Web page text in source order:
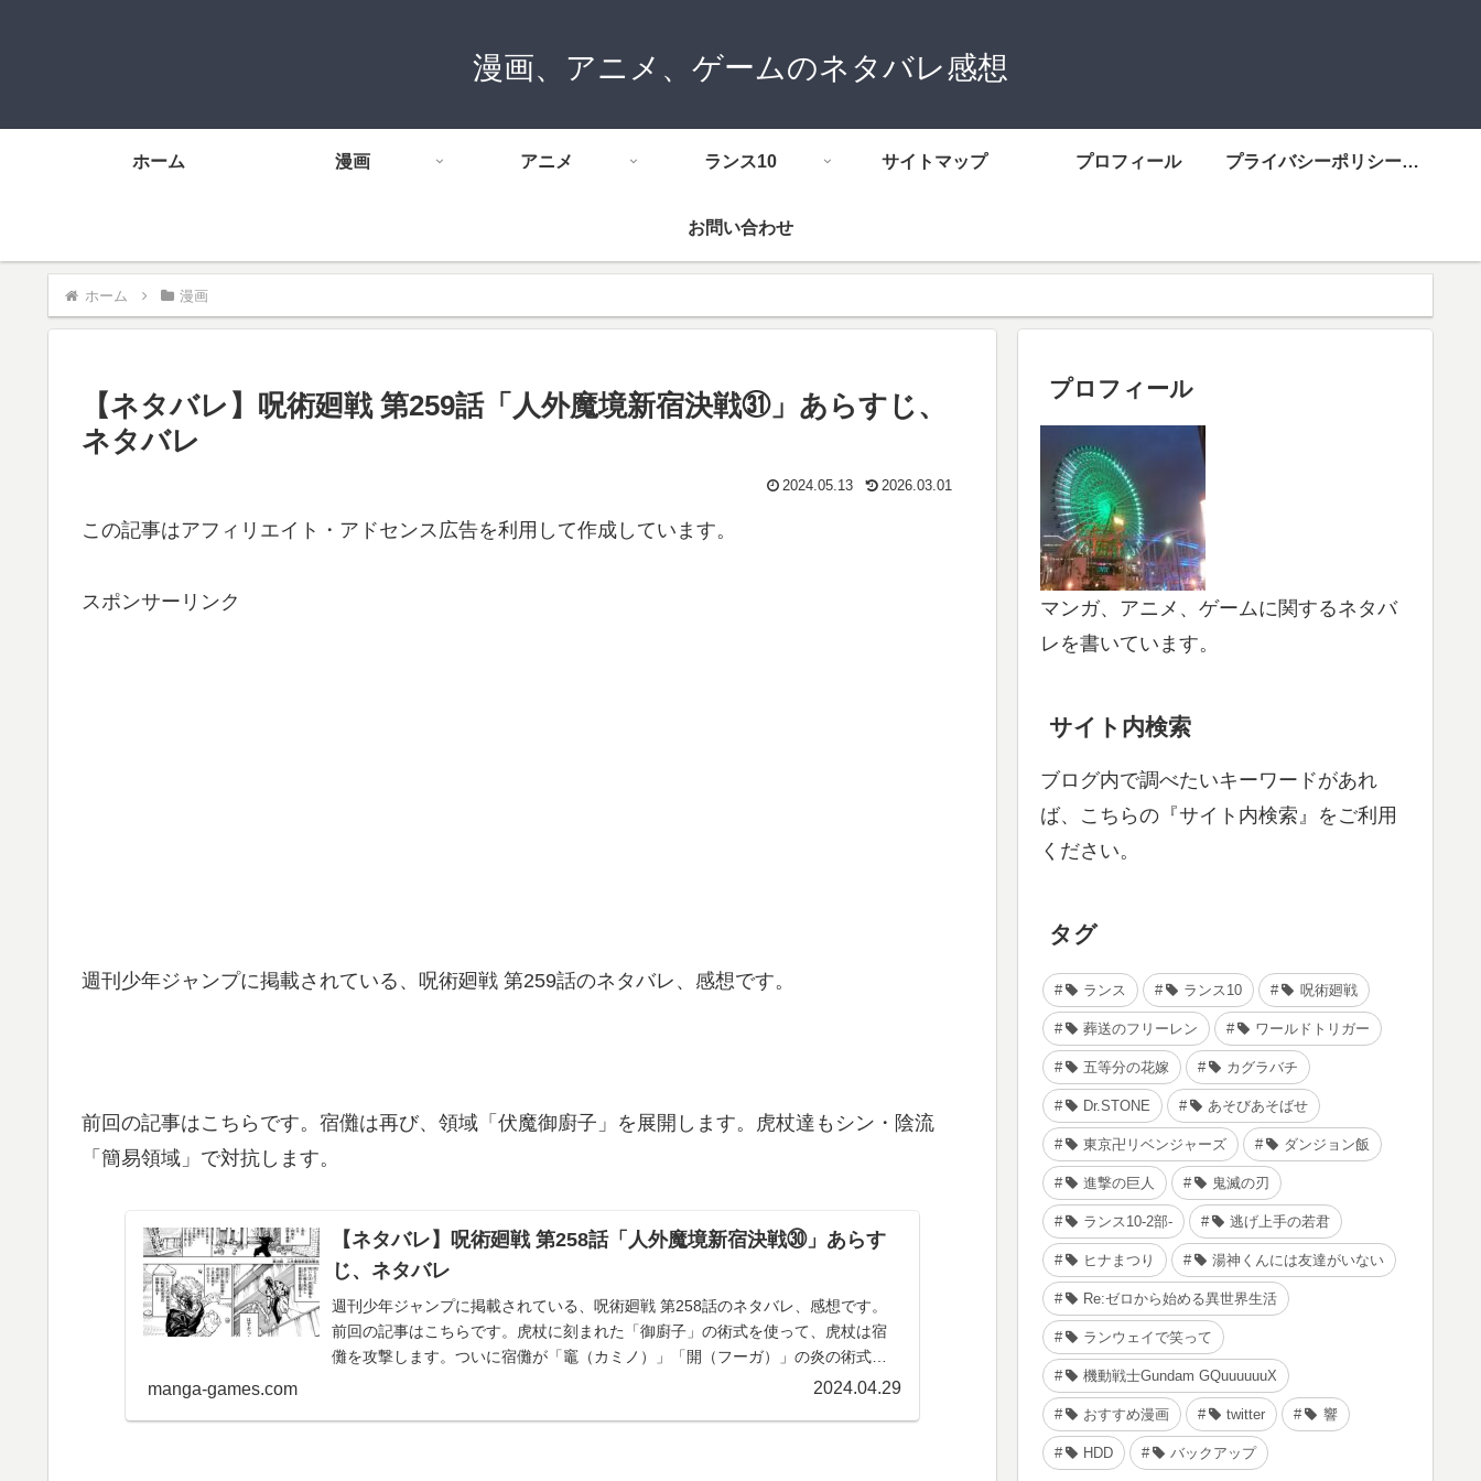
漫画、アニメ、ゲームのネタバレ感想
ホーム 漫画 アニメ ランス10 サイトマップ プロフィール プライバシーポリシーについて
お問い合わせ
ホーム 漫画
【ネタバレ】呪術廻戦 第259話「人外魔境新宿決戦㉛」あらすじ、
ネタバレ
2024.05.13 2026.03.01
この記事はアフィリエイト・アドセンス広告を利用して作成しています。
スポンサーリンク
週刊少年ジャンプに掲載されている、呪術廻戦 第259話のネタバレ、感想です。
前回の記事はこちらです。宿儺は再び、領域「伏魔御廚子」を展開します。虎杖達もシン・陰流
「簡易領域」で対抗します。
【ネタバレ】呪術廻戦 第258話「人外魔境新宿決戦㉚」あらす
じ、ネタバレ
週刊少年ジャンプに掲載されている、呪術廻戦 第258話のネタバレ、感想です。
前回の記事はこちらです。虎杖に刻まれた「御廚子」の術式を使って、虎杖は宿
儺を攻撃します。ついに宿儺が「竈（カミノ）」「開（フーガ）」の炎の術式を
manga-games.com 2024.04.29
プロフィール
マンガ、アニメ、ゲームに関するネタバ
レを書いています。
サイト内検索
ブログ内で調べたいキーワードがあれ
ば、こちらの『サイト内検索』をご利用
ください。
タグ
ランス ランス10 呪術廻戦
葬送のフリーレン ワールドトリガー
五等分の花嫁 カグラバチ
Dr.STONE あそびあそばせ
東京卍リベンジャーズ ダンジョン飯
進撃の巨人 鬼滅の刃
ランス10-2部- 逃げ上手の若君
ヒナまつり 湯神くんには友達がいない
Re:ゼロから始める異世界生活
ランウェイで笑って
機動戦士Gundam GQuuuuuuX
おすすめ漫画 twitter 響
HDD バックアップ